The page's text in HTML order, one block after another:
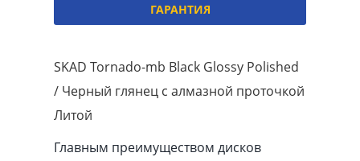
ГАРАНТИЯ
SKAD Tornado-mb Black Glossy Polished
/ Черный глянец с алмазной проточкой
Литой
Главным преимуществом дисков